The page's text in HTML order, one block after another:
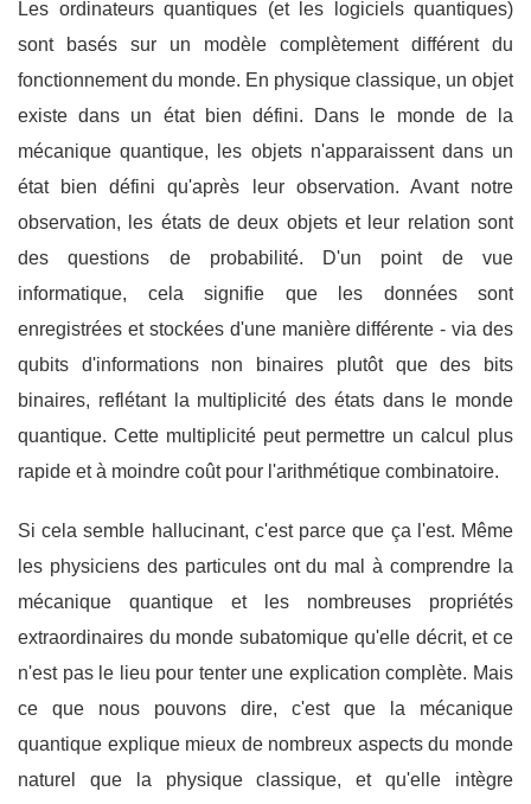
Les ordinateurs quantiques (et les logiciels quantiques)
sont basés sur un modèle complètement différent du
fonctionnement du monde. En physique classique, un objet
existe dans un état bien défini. Dans le monde de la
mécanique quantique, les objets n'apparaissent dans un
état bien défini qu'après leur observation. Avant notre
observation, les états de deux objets et leur relation sont
des questions de probabilité. D'un point de vue
informatique, cela signifie que les données sont
enregistrées et stockées d'une manière différente - via des
qubits d'informations non binaires plutôt que des bits
binaires, reflétant la multiplicité des états dans le monde
quantique. Cette multiplicité peut permettre un calcul plus
rapide et à moindre coût pour l'arithmétique combinatoire.
Si cela semble hallucinant, c'est parce que ça l'est. Même
les physiciens des particules ont du mal à comprendre la
mécanique quantique et les nombreuses propriétés
extraordinaires du monde subatomique qu'elle décrit, et ce
n'est pas le lieu pour tenter une explication complète. Mais
ce que nous pouvons dire, c'est que la mécanique
quantique explique mieux de nombreux aspects du monde
naturel que la physique classique, et qu'elle intègre